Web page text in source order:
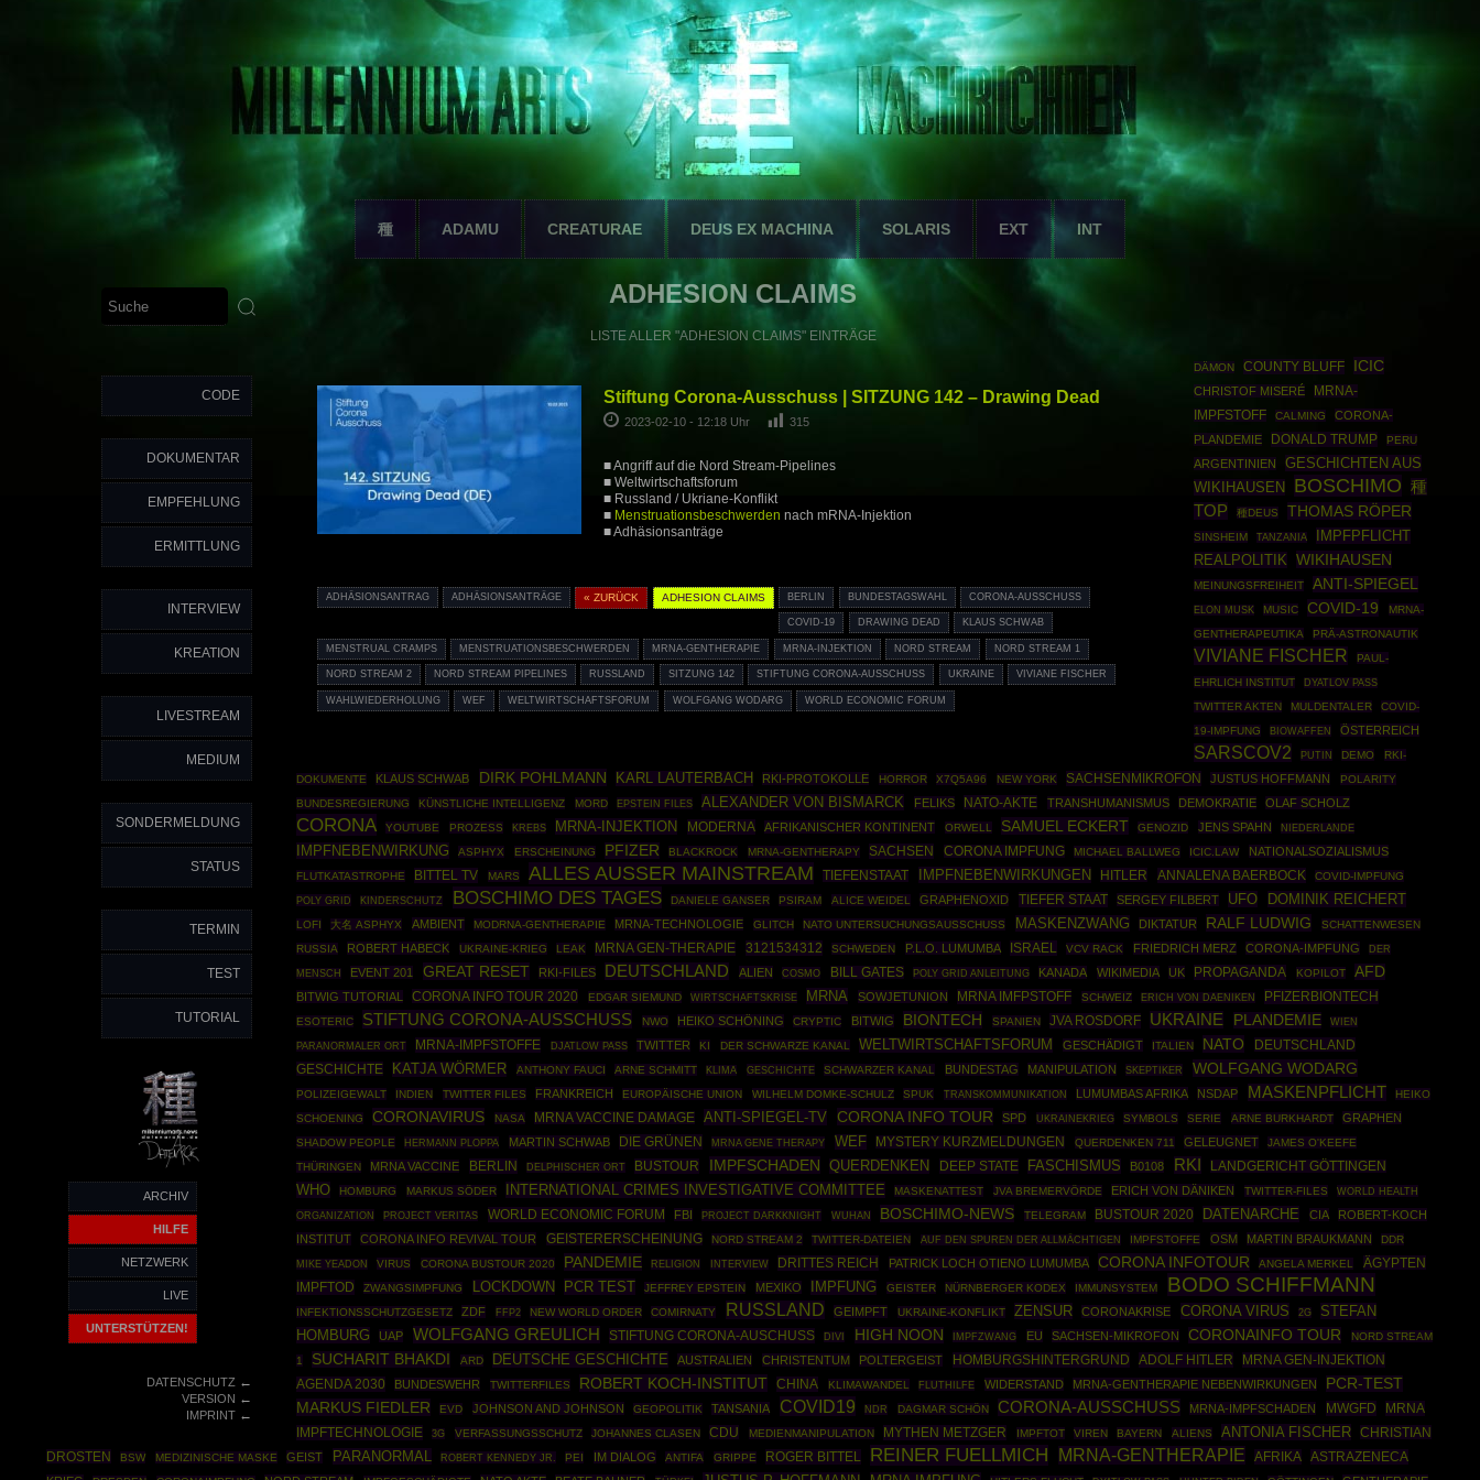
種 ADAMU CREATURAE DEUS EX MACHINA SOLARIS EXT INT
CODE
DOKUMENTAR
EMPFEHLUNG
ERMITTLUNG
INTERVIEW
KREATION
LIVESTREAM
MEDIUM
SONDERMELDUNG
STATUS
TERMIN
TEST
TUTORIAL
ARCHIV
HILFE
NETZWERK
LIVE
UNTERSTÜTZEN!
DATENSCHUTZ←
VERSION ←
IMPRINT←
ADHESION CLAIMS
LISTE ALLER "ADHESION CLAIMS" EINTRÄGE
Stiftung Corona-Ausschuss | SITZUNG 142 – Drawing Dead
2023-02-10 - 12:18 Uhr 315
■ Angriff auf die Nord Stream-Pipelines
■ Weltwirtschaftsforum
■ Russland / Ukriane-Konflikt
■ Menstruationsbeschwerden nach mRNA-Injektion
■ Adhäsionsanträge
ADHÄSIONSANTRAG ADHÄSIONSANTRÄGE « ZURÜCK ADHESION CLAIMS BERLIN BUNDESTAGSWAHL CORONA-AUSSCHUSS
COVID-19 DRAWING DEAD KLAUS SCHWAB
MENSTRUAL CRAMPS MENSTRUATIONSBESCHWERDEN MRNA-GENTHERAPIE MRNA-INJEKTION NORD STREAM NORD STREAM 1
NORD STREAM 2 NORD STREAM PIPELINES RUSSLAND SITZUNG 142 STIFTUNG CORONA-AUSSCHUSS UKRAINE VIVIANE FISCHER
WAHLWIEDERHOLUNG WEF WELTWIRTSCHAFTSFORUM WOLFGANG WODARG WORLD ECONOMIC FORUM
DÄMON COUNTY BLUFF ICIC
CHRISTOF MISERÉ
MRNA-
IMPFSTOFF
CALMING
CORONA-
PLANDEMIE
DONALD TRUMP PERU
ARGENTINIEN
GESCHICHTEN AUS
WIKIHAUSEN
BOSCHIMO 種
TOP
種DEUS THOMAS RÖPER
SINSHEIM TANZANIA
IMPFPFLICHT
REALPOLITIK
WIKIHAUSEN
MEINUNGSFREIHEIT ANTI-SPIEGEL
ELON MUSK MUSIC COVID-19
MRNA-
GENTHERAPEUTIKA
PRÄ-ASTRONAUTIK
VIVIANE FISCHER
PAUL-
EHRLICH INSTITUT
DYATLOV PASS
TWITTER AKTEN MULDENTALER
COVID-
19-IMPFUNG
BIOWAFFEN ÖSTERREICH
SARSCOV2 PUTIN DEMO
RKI-
DOKUMENTE
KLAUS SCHWAB DIRK POHLMANN KARL LAUTERBACH RKI-PROTOKOLLE HORROR X7Q5A96 NEW YORK SACHSENMIKROFON JUSTUS HOFFMANN
POLARITY
BUNDESREGIERUNG
KÜNSTLICHE INTELLIGENZ MORD EPSTEIN FILES ALEXANDER VON BISMARCK FELIKS NATO-AKTE TRANSHUMANISMUS DEMOKRATIE OLAF SCHOLZ
CORONA YOUTUBE PROZESS KREBS MRNA-INJEKTION MODERNA AFRIKANISCHER KONTINENT ORWELL SAMUEL ECKERT GENOZID JENS SPAHN NIEDERLANDE
IMPFNEBENWIRKUNG ASPHYX ERSCHEINUNG PFIZER BLACKROCK MRNA-GENTHERAPY SACHSEN CORONA IMPFUNG MICHAEL BALLWEG ICIC.LAW NATIONALSOZIALISMUS
FLUTKATASTROPHE BITTEL TV MARS ALLES AUSSER MAINSTREAM TIEFENSTAAT IMPFNEBENWIRKUNGEN HITLER ANNALENA BAERBOCK
COVID-IMPFUNG
POLY GRID
KINDERSCHUTZ BOSCHIMO DES TAGES DANIELE GANSER PSIRAM ALICE WEIDEL GRAPHENOXID TIEFER STAAT SERGEY FILBERT UFO DOMINIK REICHERT
LOFI 大名 ASPHYX AMBIENT MODRNA-GENTHERAPIE MRNA-TECHNOLOGIE GLITCH NATO UNTERSUCHUNGSAUSSCHUSS MASKENZWANG DIKTATUR RALF LUDWIG
SCHATTENWESEN
RUSSIA
ROBERT HABECK UKRAINE-KRIEG LEAK MRNA GEN-THERAPIE 3121534312 SCHWEDEN P.L.O. LUMUMBA ISRAEL VCV RACK FRIEDRICH MERZ CORONA-IMPFUNG DER
MENSCH EVENT 201 GREAT RESET RKI-FILES DEUTSCHLAND ALIEN COSMO BILL GATES POLY GRID ANLEITUNG KANADA WIKIMEDIA UK PROPAGANDA KOPILOT AFD
BITWIG TUTORIAL CORONA INFO TOUR 2020 EDGAR SIEMUND WIRTSCHAFTSKRISE MRNA SOWJETUNION MRNA IMFPSTOFF SCHWEIZ ERICH VON DAENIKEN PFIZERBIONTECH
ESOTERIC STIFTUNG CORONA-AUSSCHUSS NWO HEIKO SCHÖNING CRYPTIC BITWIG BIONTECH SPANIEN JVA ROSDORF UKRAINE PLANDEMIE WIEN
PARANORMALER ORT MRNA-IMPFSTOFFE DJATLOW PASS TWITTER KI DER SCHWARZE KANAL WELTWIRTSCHAFTSFORUM GESCHÄDIGT ITALIEN NATO
DEUTSCHLAND
GESCHICHTE
KATJA WÖRMER ANTHONY FAUCI ARNE SCHMITT KLIMA GESCHICHTE SCHWARZER KANAL BUNDESTAG MANIPULATION SKEPTIKER WOLFGANG WODARG
POLIZEIGEWALT INDIEN TWITTER FILES FRANKREICH EUROPÄISCHE UNION WILHELM DOMKE-SCHULZ SPUK TRANSKOMMUNIKATION LUMUMBAS AFRIKA NSDAP MASKENPFLICHT
HEIKO
SCHOENING
CORONAVIRUS NASA MRNA VACCINE DAMAGE ANTI-SPIEGEL-TV CORONA INFO TOUR SPD UKRAINEKRIEG SYMBOLS SERIE ARNE BURKHARDT GRAPHEN
SHADOW PEOPLE HERMANN PLOPPA MARTIN SCHWAB DIE GRÜNEN MRNA GENE THERAPY WEF MYSTERY KURZMELDUNGEN QUERDENKEN 711 GELEUGNET
JAMES O'KEEFE
THÜRINGEN
MRNA VACCINE BERLIN DELPHISCHER ORT BUSTOUR IMPFSCHADEN QUERDENKEN DEEP STATE FASCHISMUS B0108 RKI LANDGERICHT GÖTTINGEN
WHO HOMBURG MARKUS SÖDER INTERNATIONAL CRIMES INVESTIGATIVE COMMITTEE MASKENATTEST JVA BREMERVÖRDE ERICH VON DÄNIKEN TWITTER-FILES
WORLD HEALTH
ORGANIZATION
PROJECT VERITAS WORLD ECONOMIC FORUM FBI PROJECT DARKKNIGHT WUHAN BOSCHIMO-NEWS TELEGRAM BUSTOUR 2020 DATENARCHE CIA
ROBERT-KOCH
INSTITUT
CORONA INFO REVIVAL TOUR GEISTERERSCHEINUNG NORD STREAM 2 TWITTER-DATEIEN AUF DEN SPUREN DER ALLMÄCHTIGEN IMPFSTOFFE OSM MARTIN BRAUKMANN DDR
MIKE YEADON VIRUS CORONA BUSTOUR 2020 PANDEMIE RELIGION INTERVIEW DRITTES REICH PATRICK LOCH OTIENO LUMUMBA CORONA INFOTOUR ANGELA MERKEL ÄGYPTEN
IMPFTOD ZWANGSIMPFUNG LOCKDOWN PCR TEST JEFFREY EPSTEIN MEXIKO IMPFUNG GEISTER NÜRNBERGER KODEX IMMUNSYSTEM BODO SCHIFFMANN
INFEKTIONSSCHUTZGESETZ ZDF FFP2 NEW WORLD ORDER COMIRNATY RUSSLAND GEIMPFT UKRAINE-KONFLIKT ZENSUR CORONAKRISE CORONA VIRUS 2G
STEFAN
HOMBURG
UAP WOLFGANG GREULICH STIFTUNG CORONA-AUSCHUSS DIVI HIGH NOON IMPFZWANG EU SACHSEN-MIKROFON CORONAINFO TOUR
NORD STREAM
1
SUCHARIT BHAKDI ARD DEUTSCHE GESCHICHTE AUSTRALIEN CHRISTENTUM POLTERGEIST HOMBURGSHINTERGRUND ADOLF HITLER
MRNA GEN-INJEKTION
AGENDA 2030
BUNDESWEHR TWITTERFILES ROBERT KOCH-INSTITUT CHINA KLIMAWANDEL FLUTHILFE WIDERSTAND MRNA-GENTHERAPIE NEBENWIRKUNGEN PCR-TEST
MARKUS FIEDLER EVD JOHNSON AND JOHNSON GEOPOLITIK TANSANIA COVID19 NDR DAGMAR SCHÖN CORONA-AUSSCHUSS MRNA-IMPFSCHADEN MWGFD
MRNA
IMPFTECHNOLOGIE
3G VERFASSUNGSSCHUTZ JOHANNES CLASEN CDU MEDIENMANIPULATION MYTHEN METZGER IMPFTOT VIREN BAYERN ALIENS ANTONIA FISCHER
CHRISTIAN
DROSTEN
BSW MEDIZINISCHE MASKE GEIST PARANORMAL ROBERT KENNEDY JR. PEI IM DIALOG ANTIFA GRIPPE ROGER BITTEL REINER FUELLMICH MRNA-GENTHERAPIE AFRIKA ASTRAZENECA